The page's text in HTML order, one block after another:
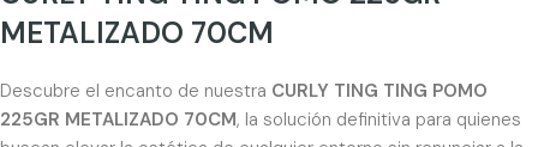
METALIZADO 70CM
Descubre el encanto de nuestra CURLY TING TING POMO
225GR METALIZADO 70CM, la solución definitiva para quienes